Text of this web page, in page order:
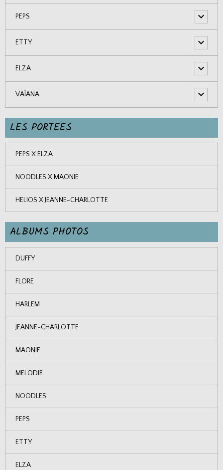
PEPS
ETTY
ELZA
VAÏANA
LES PORTEES
PEPS X ELZA
NOODLES X MAONIE
HELIOS X JEANNE-CHARLOTTE
ALBUMS PHOTOS
DUFFY
FLORE
HARLEM
JEANNE-CHARLOTTE
MAONIE
MELODIE
NOODLES
PEPS
ETTY
ELZA